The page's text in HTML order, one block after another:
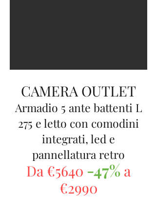
CAMERA OUTLET
Armadio 5 ante battenti L
275 e letto con comodini
integrati, led e
pannellatura retro
Da €5640 -47% a
€2990